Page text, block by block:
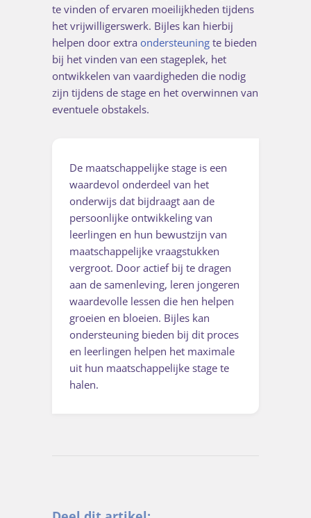
te vinden of ervaren moeilijkheden tijdens
het vrijwilligerswerk. Bijles kan hierbij
helpen door extra ondersteuning te bieden
bij het vinden van een stageplek, het
ontwikkelen van vaardigheden die nodig
zijn tijdens de stage en het overwinnen van
eventuele obstakels.
De maatschappelijke stage is een
waardevol onderdeel van het
onderwijs dat bijdraagt aan de
persoonlijke ontwikkeling van
leerlingen en hun bewustzijn van
maatschappelijke vraagstukken
vergroot. Door actief bij te dragen
aan de samenleving, leren jongeren
waardevolle lessen die hen helpen
groeien en bloeien. Bijles kan
ondersteuning bieden bij dit proces
en leerlingen helpen het maximale
uit hun maatschappelijke stage te
halen.